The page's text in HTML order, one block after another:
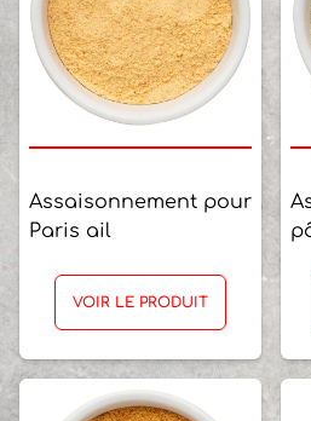
Assaisonnement pour
Paris ail
VOIR LE PRODUIT